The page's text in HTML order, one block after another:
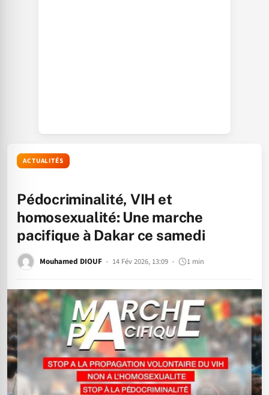
ACTUALITÉS
Pédocriminalité, VIH et
homosexualité: Une marche
pacifique à Dakar ce samedi
Mouhamed DIOUF 14 Fév 2026, 13:09 1 min